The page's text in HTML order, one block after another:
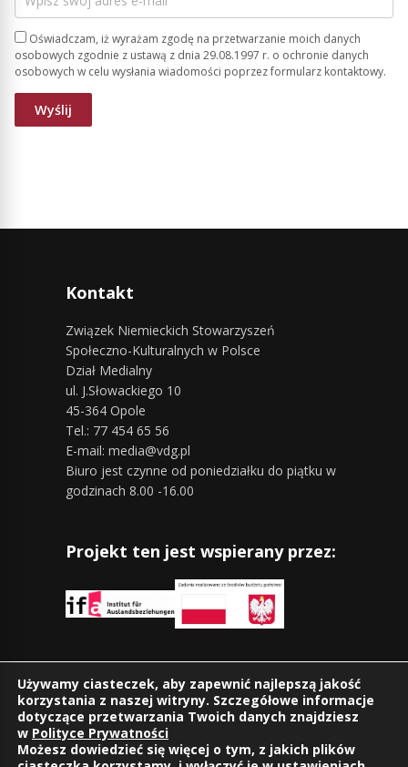
Oświadczam, iż wyrażam zgodę na przetwarzanie moich danych
osobowych zgodnie z ustawą z dnia 29.08.1997 r. o ochronie danych
osobowych w celu wysłania wiadomości poprzez formularz kontaktowy.
Kontakt
Związek Niemieckich Stowarzyszeń
Społeczno-Kulturalnych w Polsce
Dział Medialny
ul. J.Słowackiego 10
45-364 Opole
Tel.: 77 454 65 56
E-mail: media@vdg.pl
Biuro jest czynne od poniedziałku do piątku w
godzinach 8.00 -16.00
Projekt ten jest wspierany przez:
Znajdziesz nas również na:
Używamy ciasteczek, aby zapewnić najlepszą jakość
korzystania z naszej witryny. Szczegółowe informacje
dotyczące przetwarzania Twoich danych znajdziesz
w Polityce Prywatności
Możesz dowiedzieć się więcej o tym, z jakich plików